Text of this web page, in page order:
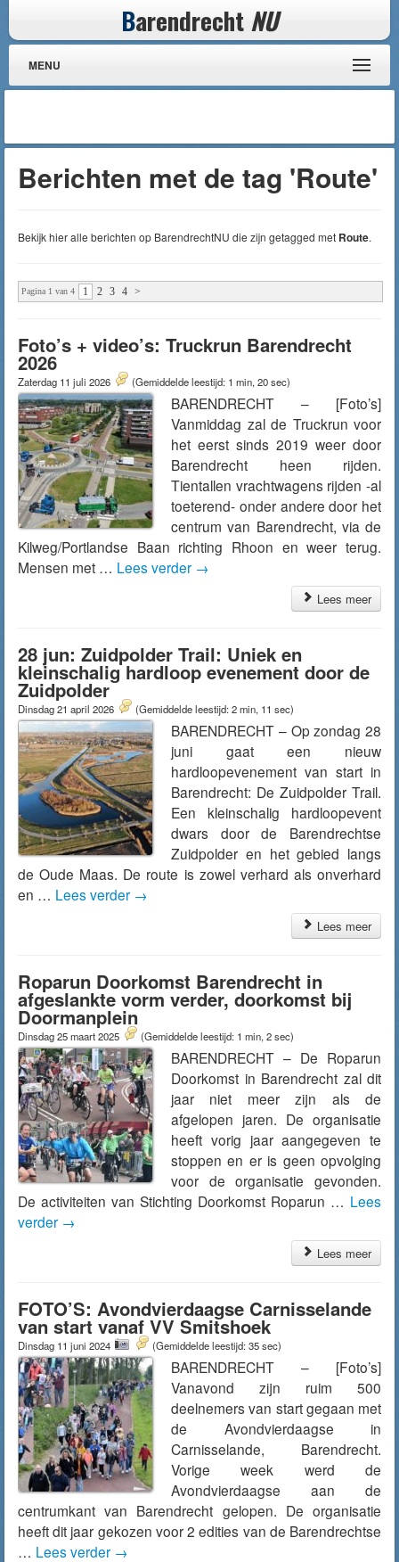
Barendrecht NU
MENU
Berichten met de tag 'Route'
Bekijk hier alle berichten op BarendrechtNU die zijn getagged met Route.
Pagina 1 van 4 1 2 3 4 >
Foto’s + video’s: Truckrun Barendrecht
2026
Zaterdag 11 juli 2026 (Gemiddelde leestijd: 1 min, 20 sec)
BARENDRECHT – [Foto’s]
Vanmiddag zal de Truckrun voor
het eerst sinds 2019 weer door
Barendrecht heen rijden.
Tientallen vrachtwagens rijden -al
toeterend- onder andere door het
centrum van Barendrecht, via de
Kilweg/Portlandse Baan richting Rhoon en weer terug.
Mensen met … Lees verder →
Lees meer
28 jun: Zuidpolder Trail: Uniek en
kleinschalig hardloop evenement door de
Zuidpolder
Dinsdag 21 april 2026 (Gemiddelde leestijd: 2 min, 11 sec)
BARENDRECHT – Op zondag 28
juni gaat een nieuw
hardloopevenement van start in
Barendrecht: De Zuidpolder Trail.
Een kleinschalig hardloopevent
dwars door de Barendrechtse
Zuidpolder en het gebied langs
de Oude Maas. De route is zowel verhard als onverhard
en … Lees verder →
Lees meer
Roparun Doorkomst Barendrecht in
afgeslankte vorm verder, doorkomst bij
Doormanplein
Dinsdag 25 maart 2025 (Gemiddelde leestijd: 1 min, 2 sec)
BARENDRECHT – De Roparun
Doorkomst in Barendrecht zal dit
jaar niet meer zijn als de
afgelopen jaren. De organisatie
heeft vorig jaar aangegeven te
stoppen en er is geen opvolging
voor de organisatie gevonden.
De activiteiten van Stichting Doorkomst Roparun … Lees
verder →
Lees meer
FOTO’S: Avondvierdaagse Carnisselande
van start vanaf VV Smitshoek
Dinsdag 11 juni 2024 (Gemiddelde leestijd: 35 sec)
BARENDRECHT – [Foto’s]
Vanavond zijn ruim 500
deelnemers van start gegaan met
de Avondvierdaagse in
Carnisselande, Barendrecht.
Vorige week werd de
Avondvierdaagse aan de
centrumkant van Barendrecht gelopen. De organisatie
heeft dit jaar gekozen voor 2 edities van de Barendrechtse
… Lees verder →